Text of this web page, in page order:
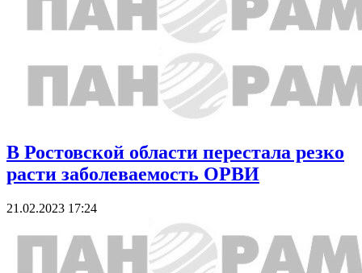
В Ростовской области перестала резко
расти заболеваемость ОРВИ
21.02.2023 17:24